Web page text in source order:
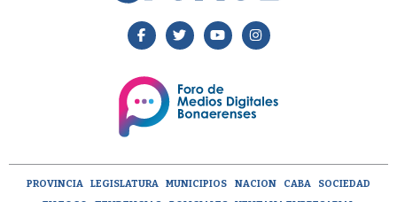
PROVINCIA LEGISLATURA MUNICIPIOS NACION CABA
SOCIEDAD